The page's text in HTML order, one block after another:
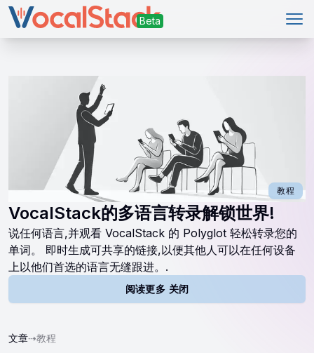
打
教程
VocalStack的多语言转录解锁世界!
说任何语言,并观看 VocalStack 的 Polyglot 轻松转录您的
单词。 即时生成可共享的链接,以便其他人可以在任何设备
上以他们首选的语言无缝跟进。.
阅读更多 关闭
文章⇢教程